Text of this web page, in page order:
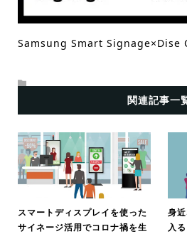
Samsung Smart Signage×Dise
関連記事一
スマートディスプレイを使った
サイネージ活用でコロナ禍を生
身
入